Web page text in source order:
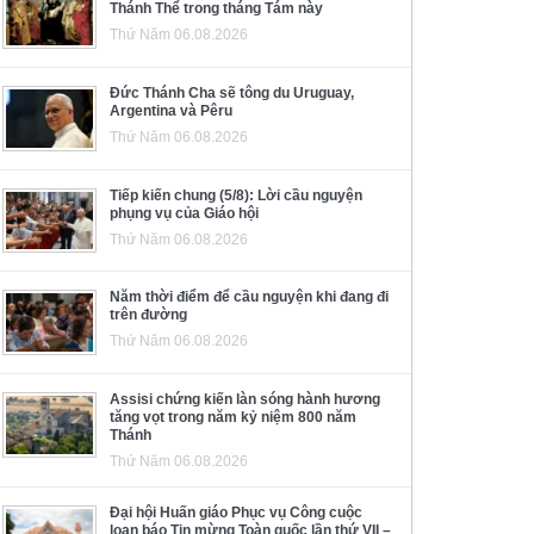
Thánh Thể trong tháng Tám này
Thứ Năm 06.08.2026
Đức Thánh Cha sẽ tông du Uruguay,
Argentina và Pêru
Thứ Năm 06.08.2026
Tiếp kiến chung (5/8): Lời cầu nguyện
phụng vụ của Giáo hội
Thứ Năm 06.08.2026
Năm thời điểm để cầu nguyện khi đang đi
trên đường
Thứ Năm 06.08.2026
Assisi chứng kiến làn sóng hành hương
tăng vọt trong năm kỷ niệm 800 năm
Thánh
Thứ Năm 06.08.2026
Đại hội Huấn giáo Phục vụ Công cuộc
loan báo Tin mừng Toàn quốc lần thứ VII –